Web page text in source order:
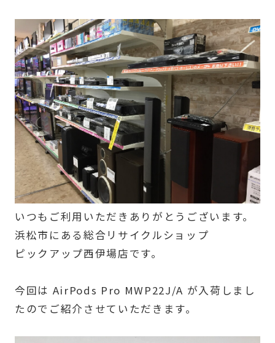
いつもご利用いただきありがとうございます。
浜松市にある総合リサイクルショップ
ピックアップ西伊場店です。
今回は AirPods Pro MWP22J/A が入荷しまし
たのでご紹介させていただきます。